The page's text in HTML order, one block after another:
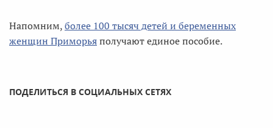
Напомним,более 100 тысяч детей и беременных
женщин Приморьяполучают единое пособие.
ПОДЕЛИТЬСЯ В СОЦИАЛЬНЫХ СЕТЯХ